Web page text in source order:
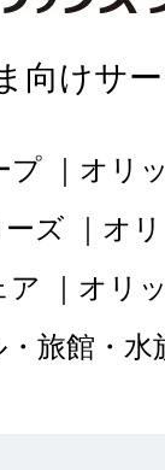
案のため。
目的〕
のご提案な
について、
向けサ
プ
オリ
ズ
オ
ア
オリ
旅館・